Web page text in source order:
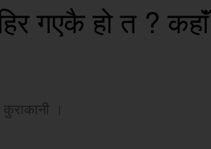
गएकै हो त ?
।